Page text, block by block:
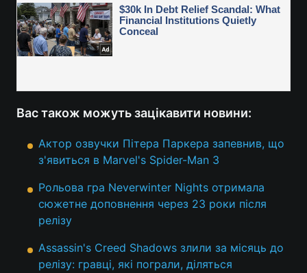
Вас також можуть зацікавити новини:
Актор озвучки Пітера Паркера запевнив, що
з'явиться в Marvel's Spider-Man 3
Рольова гра Neverwinter Nights отримала
сюжетне доповнення через 23 роки після
релізу
Assassin's Creed Shadows злили за місяць до
релізу: гравці, які пограли, діляться